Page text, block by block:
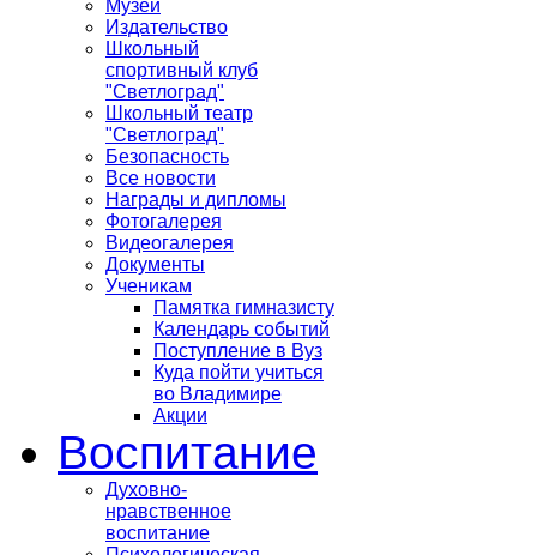
Музей
Издательство
Школьный
спортивный клуб
"Светлоград"
Школьный театр
"Светлоград"
Безопасность
Все новости
Награды и дипломы
Фотогалерея
Видеогалерея
Документы
Ученикам
Памятка гимназисту
Календарь событий
Поступление в Вуз
Куда пойти учиться
во Владимире
Акции
Воспитание
Духовно-
нравственное
воспитание